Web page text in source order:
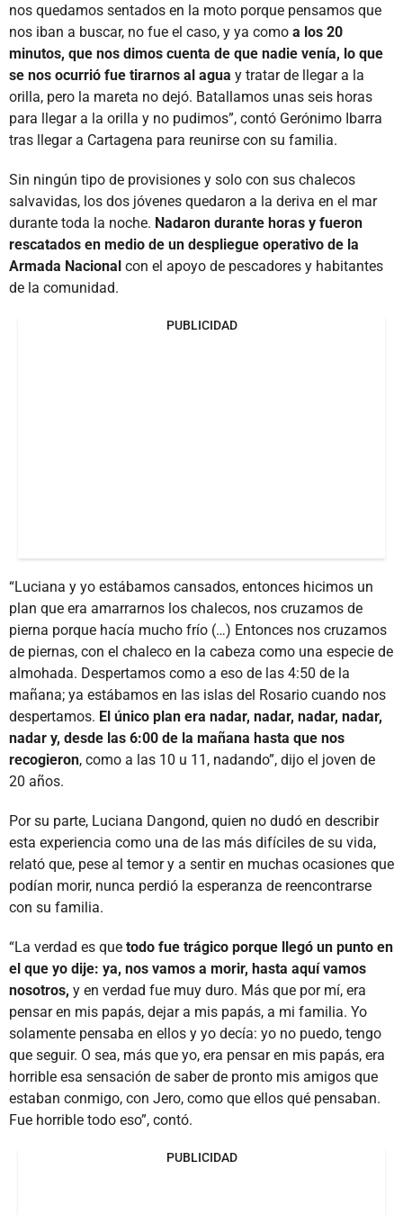
nos quedamos sentados en la moto porque pensamos que
nos iban a buscar, no fue el caso, y ya como a los 20
minutos, que nos dimos cuenta de que nadie venía, lo que
se nos ocurrió fue tirarnos al agua y tratar de llegar a la
orilla, pero la mareta no dejó. Batallamos unas seis horas
para llegar a la orilla y no pudimos”, contó Gerónimo Ibarra
tras llegar a Cartagena para reunirse con su familia.
Sin ningún tipo de provisiones y solo con sus chalecos
salvavidas, los dos jóvenes quedaron a la deriva en el mar
durante toda la noche. Nadaron durante horas y fueron
rescatados en medio de un despliegue operativo de la
Armada Nacional con el apoyo de pescadores y habitantes
de la comunidad.
PUBLICIDAD
“Luciana y yo estábamos cansados, entonces hicimos un
plan que era amarrarnos los chalecos, nos cruzamos de
pierna porque hacía mucho frío (…) Entonces nos cruzamos
de piernas, con el chaleco en la cabeza como una especie de
almohada. Despertamos como a eso de las 4:50 de la
mañana; ya estábamos en las islas del Rosario cuando nos
despertamos. El único plan era nadar, nadar, nadar, nadar,
nadar y, desde las 6:00 de la mañana hasta que nos
recogieron, como a las 10 u 11, nadando”, dijo el joven de
20 años.
Por su parte, Luciana Dangond, quien no dudó en describir
esta experiencia como una de las más difíciles de su vida,
relató que, pese al temor y a sentir en muchas ocasiones que
podían morir, nunca perdió la esperanza de reencontrarse
con su familia.
“La verdad es que todo fue trágico porque llegó un punto en
el que yo dije: ya, nos vamos a morir, hasta aquí vamos
nosotros, y en verdad fue muy duro. Más que por mí, era
pensar en mis papás, dejar a mis papás, a mi familia. Yo
solamente pensaba en ellos y yo decía: yo no puedo, tengo
que seguir. O sea, más que yo, era pensar en mis papás, era
horrible esa sensación de saber de pronto mis amigos que
estaban conmigo, con Jero, como que ellos qué pensaban.
Fue horrible todo eso”, contó.
PUBLICIDAD